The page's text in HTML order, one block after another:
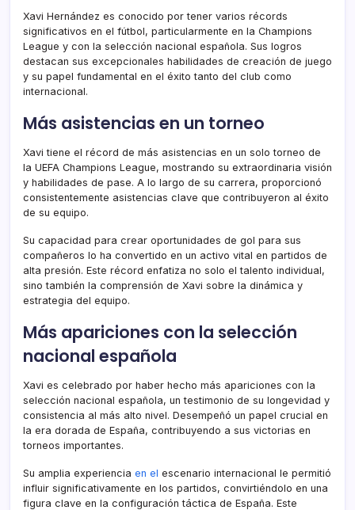
Xavi Hernández es conocido por tener varios récords
significativos en el fútbol, particularmente en la Champions
League y con la selección nacional española. Sus logros
destacan sus excepcionales habilidades de creación de juego
y su papel fundamental en el éxito tanto del club como
internacional.
Más asistencias en un torneo
Xavi tiene el récord de más asistencias en un solo torneo de
la UEFA Champions League, mostrando su extraordinaria visión
y habilidades de pase. A lo largo de su carrera, proporcionó
consistentemente asistencias clave que contribuyeron al éxito
de su equipo.
Su capacidad para crear oportunidades de gol para sus
compañeros lo ha convertido en un activo vital en partidos de
alta presión. Este récord enfatiza no solo el talento individual,
sino también la comprensión de Xavi sobre la dinámica y
estrategia del equipo.
Más apariciones con la selección
nacional española
Xavi es celebrado por haber hecho más apariciones con la
selección nacional española, un testimonio de su longevidad y
consistencia al más alto nivel. Desempeñó un papel crucial en
la era dorada de España, contribuyendo a sus victorias en
torneos importantes.
Su amplia experiencia en el escenario internacional le permitió
influir significativamente en los partidos, convirtiéndolo en una
figura clave en la configuración táctica de España. Este